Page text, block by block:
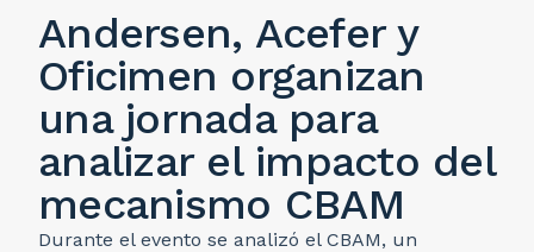
Andersen, Acefer y
Oficimen organizan
una jornada para
analizar el impacto del
mecanismo CBAM
Durante el evento se analizó el CBAM, un